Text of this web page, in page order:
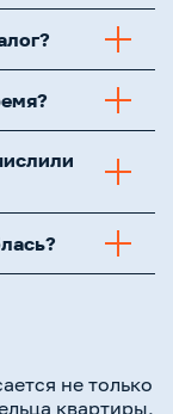
не только
квартиры,